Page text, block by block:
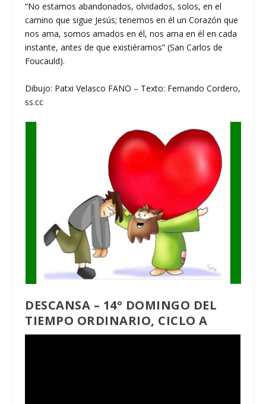
“No estamos abandonados, olvidados, solos, en el
camino que sigue Jesús; tenemos en él un Corazón que
nos ama, somos amados en él, nos ama en él en cada
instante, antes de que existiéramos” (San Carlos de
Foucauld).
Dibujo: Patxi Velasco FANO – Texto: Fernando Cordero,
ss.cc
DESCANSA – 14º DOMINGO DEL
TIEMPO ORDINARIO, CICLO A